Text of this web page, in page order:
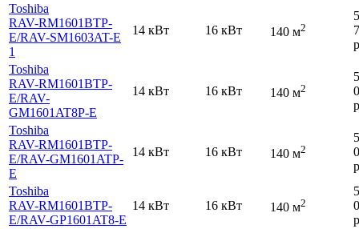
Toshiba
RAV-RM1601BTP-
E/RAV-SM1603AT-E
1
14 кВт 16 кВт 140 м2
Toshiba
RAV-RM1601BTP-
E/RAV-
GM1601AT8P-E
14 кВт 16 кВт 140 м2
Toshiba
RAV-RM1601BTP-
E/RAV-GM1601ATP-
E
14 кВт 16 кВт 140 м2
Toshiba
RAV-RM1601BTP-
E/RAV-GP1601AT8-E
14 кВт 16 кВт 140 м2